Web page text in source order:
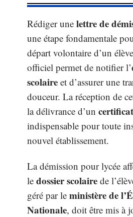
Rédiger une lettre de
une étape fondamentale
départ volontaire d’un
officiel permet de notifier l’
scolaire et d’assurer une
douceur. La réception de
la délivrance d’un
indispensable pour toute
nouvel établissement.
La démission pour lycée
le dossier scolaire de
géré par le ministère de
Nationale, doit être mis à